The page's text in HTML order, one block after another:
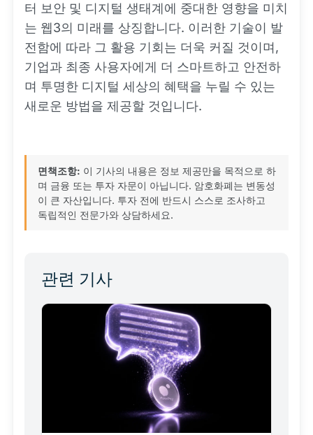
터 보안 및 디지털 생태계에 중대한 영향을 미치
는 웹3의 미래를 상징합니다. 이러한 기술이 발
전함에 따라 그 활용 기회는 더욱 커질 것이며,
기업과 최종 사용자에게 더 스마트하고 안전하
며 투명한 디지털 세상의 혜택을 누릴 수 있는
새로운 방법을 제공할 것입니다.
면책조항: 이 기사의 내용은 정보 제공만을 목적으로 하
며 금융 또는 투자 자문이 아닙니다. 암호화폐는 변동성
이 큰 자산입니다. 투자 전에 반드시 스스로 조사하고
독립적인 전문가와 상담하세요.
관련 기사